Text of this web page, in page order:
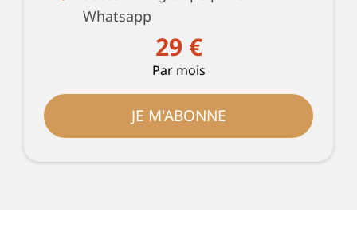
Whatsapp
29 €
Par mois
JE M'ABONNE